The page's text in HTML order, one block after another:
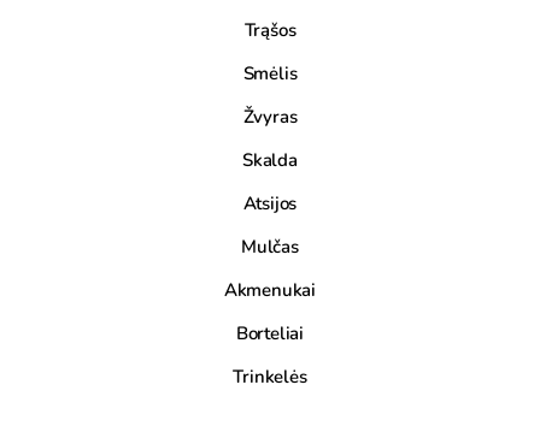
Trąšos
Smėlis
Žvyras
Skalda
Atsijos
Mulčas
Akmenukai
Borteliai
Trinkelės